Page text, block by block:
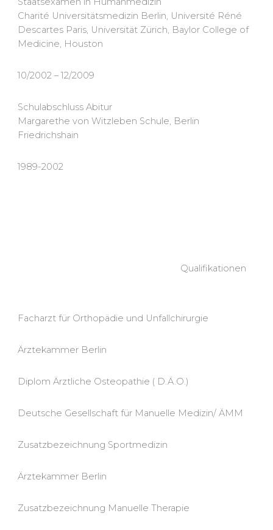
Charité Universitätsmedizin Berlin, Université Réné
Descartes Paris, Universität Zürich, Baylor College of
Medicine, Houston
10/2002 – 12/2009
Schulabschluss Abitur
Margarethe von Witzleben Schule, Berlin
Friedrichshain
1989-2002
Qualifikationen
Facharzt für Orthopädie und Unfallchirurgie
Ärztekammer Berlin
Diplom Ärztliche Osteopathie ( D.Ä.O.)
Deutsche Gesellschaft für Manuelle Medizin/ ÄMM
Zusatzbezeichnung Sportmedizin
Ärztekammer Berlin
Zusatzbezeichnung Manuelle Therapie